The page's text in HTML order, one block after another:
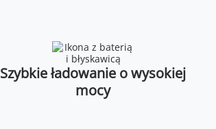
Szybkie ładowanie o wysokiej
mocy